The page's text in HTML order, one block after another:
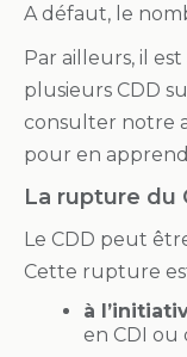
A défaut, le
Par ailleurs, il
plusieurs CDD
consulter notre
pour en
La rupture du
Le CDD peut
Cette rupture
à
en CDI ou